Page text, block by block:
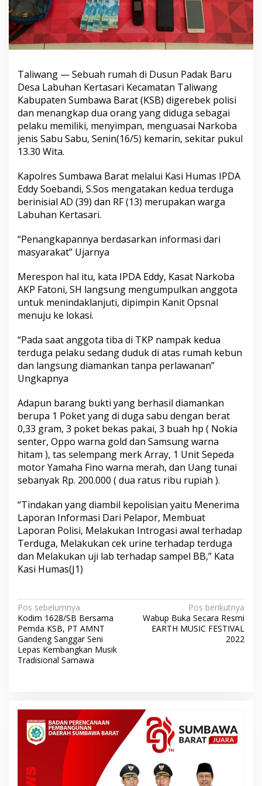
Taliwang — Sebuah rumah di Dusun Padak Baru
Desa Labuhan Kertasari Kecamatan Taliwang
Kabupaten Sumbawa Barat (KSB) digerebek polisi
dan menangkap dua orang yang diduga sebagai
pelaku memiliki, menyimpan, menguasai Narkoba
jenis Sabu Sabu, Senin(16/5) kemarin, sekitar pukul
13.30 Wita.
Kapolres Sumbawa Barat melalui Kasi Humas IPDA
Eddy Soebandi, S.Sos mengatakan kedua terduga
berinisial AD (39) dan RF (13) merupakan warga
Labuhan Kertasari.
“Penangkapannya berdasarkan informasi dari
masyarakat” Ujarnya
Merespon hal itu, kata IPDA Eddy, Kasat Narkoba
AKP Fatoni, SH langsung mengumpulkan anggota
untuk menindaklanjuti, dipimpin Kanit Opsnal
menuju ke lokasi.
“Pada saat anggota tiba di TKP nampak kedua
terduga pelaku sedang duduk di atas rumah kebun
dan langsung diamankan tanpa perlawanan”
Ungkapnya
Adapun barang bukti yang berhasil diamankan
berupa 1 Poket yang di duga sabu dengan berat
0,33 gram, 3 poket bekas pakai, 3 buah hp ( Nokia
senter, Oppo warna gold dan Samsung warna
hitam ), tas selempang merk Array, 1 Unit Sepeda
motor Yamaha Fino warna merah, dan Uang tunai
sebanyak Rp. 200.000 ( dua ratus ribu rupiah ).
“Tindakan yang diambil kepolisian yaitu Menerima
Laporan Informasi Dari Pelapor, Membuat
Laporan Polisi, Melakukan Introgasi awal terhadap
Terduga, Melakukan cek urine terhadap terduga
dan Melakukan uji lab terhadap sampel BB,” Kata
Kasi Humas(J1)
N
a
v
i
s
p
Pos sebelumnya
Kodim 1628/SB Bersama
Pemda KSB, PT AMNT
Gandeng Sanggar Seni
Lepas Kembangkan Musik
Tradisional Samawa
Pos berikutnya
Wabup Buka Secara Resmi
EARTH MUSIC FESTIVAL
2022